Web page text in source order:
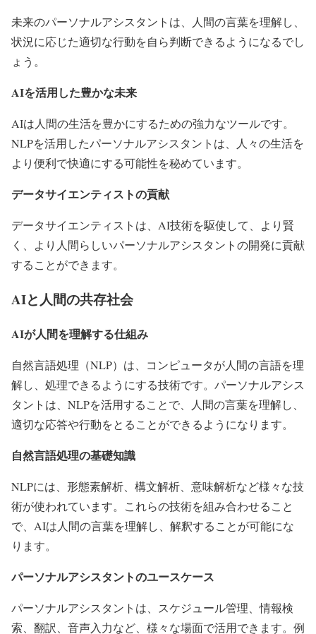
未来のパーソナルアシスタントは、人間の言葉を理解し、
状況に応じた適切な行動を自ら判断できるようになるでし
ょう。
AIを活用した豊かな未来
AIは人間の生活を豊かにするための強力なツールです。
NLPを活用したパーソナルアシスタントは、人々の生活を
より便利で快適にする可能性を秘めています。
データサイエンティストの貢献
データサイエンティストは、AI技術を駆使して、より賢
く、より人間らしいパーソナルアシスタントの開発に貢献
することができます。
AIと人間の共存社会
AIが人間を理解する仕組み
自然言語処理（NLP）は、コンピュータが人間の言語を理
解し、処理できるようにする技術です。パーソナルアシス
タントは、NLPを活用することで、人間の言葉を理解し、
適切な応答や行動をとることができるようになります。
自然言語処理の基礎知識
NLPには、形態素解析、構文解析、意味解析など様々な技
術が使われています。これらの技術を組み合わせること
で、AIは人間の言葉を理解し、解釈することが可能にな
ります。
パーソナルアシスタントのユースケース
パーソナルアシスタントは、スケジュール管理、情報検
索、翻訳、音声入力など、様々な場面で活用できます。例